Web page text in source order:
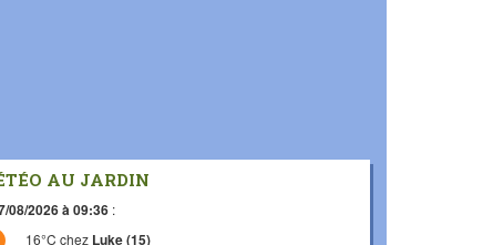
AU JARDIN
08/2026 à 09:36 :
16°C chez Luke (15)